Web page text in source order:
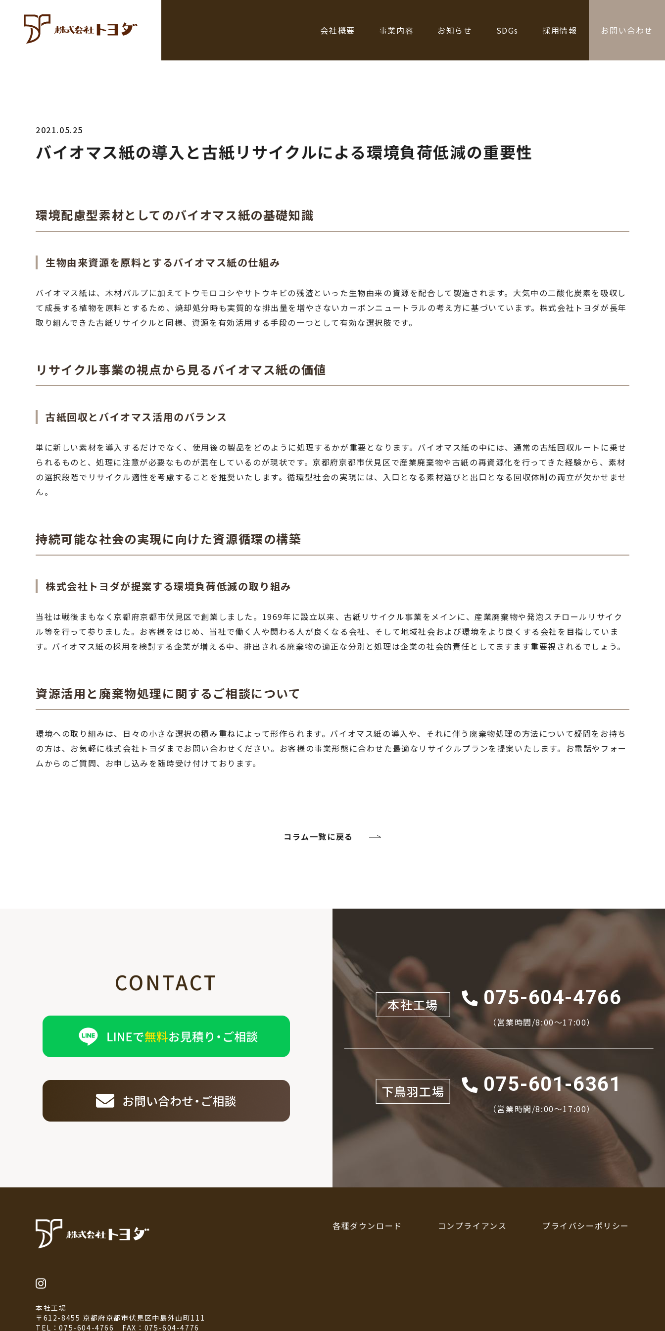
会社概要 事業内容 お知らせ SDGs 採用情報 お問い合わせ
2021.05.25
バイオマス紙の導入と古紙リサイクルによる環境負荷低減の重要性
環境配慮型素材としてのバイオマス紙の基礎知識
生物由来資源を原料とするバイオマス紙の仕組み
バイオマス紙は、木材パルプに加えてトウモロコシやサトウキビの残渣といった生物由来の資源を配合して製造されます。大気中の二酸化炭素を吸収し
て成長する植物を原料とするため、焼却処分時も実質的な排出量を増やさないカーボンニュートラルの考え方に基づいています。株式会社トヨダが長年
取り組んできた古紙リサイクルと同様、資源を有効活用する手段の一つとして有効な選択肢です。
リサイクル事業の視点から見るバイオマス紙の価値
古紙回収とバイオマス活用のバランス
単に新しい素材を導入するだけでなく、使用後の製品をどのように処理するかが重要となります。バイオマス紙の中には、通常の古紙回収ルートに乗せ
られるものと、処理に注意が必要なものが混在しているのが現状です。京都府京都市伏見区で産業廃棄物や古紙の再資源化を行ってきた経験から、素材
の選択段階でリサイクル適性を考慮することを推奨いたします。循環型社会の実現には、入口となる素材選びと出口となる回収体制の両立が欠かせませ
ん。
持続可能な社会の実現に向けた資源循環の構築
株式会社トヨダが提案する環境負荷低減の取り組み
当社は戦後まもなく京都府京都市伏見区で創業しました。1969年に設立以来、古紙リサイクル事業をメインに、産業廃棄物や発泡スチロールリサイク
ル等を行って参りました。お客様をはじめ、当社で働く人や関わる人が良くなる会社、そして地域社会および環境をより良くする会社を目指していま
す。バイオマス紙の採用を検討する企業が増える中、排出される廃棄物の適正な分別と処理は企業の社会的責任としてますます重要視されるでしょう。
資源活用と廃棄物処理に関するご相談について
環境への取り組みは、日々の小さな選択の積み重ねによって形作られます。バイオマス紙の導入や、それに伴う廃棄物処理の方法について疑問をお持ち
の方は、お気軽に株式会社トヨダまでお問い合わせください。お客様の事業形態に合わせた最適なリサイクルプランを提案いたします。お電話やフォー
ムからのご質問、お申し込みを随時受け付けております。
コラム一覧に戻る
CONTACT
本社工場 075-604-4766
（営業時間/8:00〜17:00）
下鳥羽工場 075-601-6361
（営業時間/8:00〜17:00）
本社工場
〒612-8455 京都府京都市伏見区中島外山町111
TEL：075-604-4766
FAX：075-604-4776
各種ダウンロード コンプライアンス プライバシーポリシー